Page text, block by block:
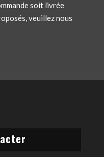
soit livrée
veuillez nous